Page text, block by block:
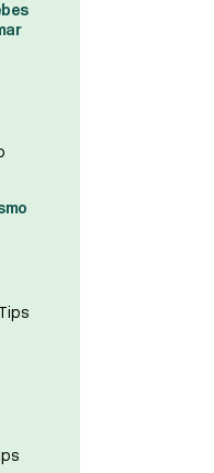
Tips